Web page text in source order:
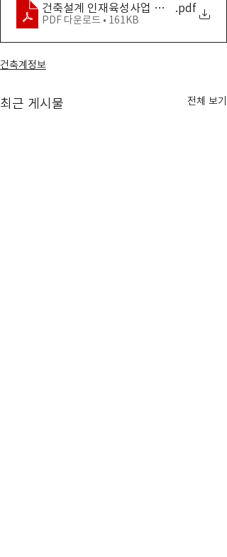
건축설계 인재육성사업 성과공유회 행
.pdf
PDF 다운로드 • 161KB
건축계정보
최근 게시물 전체 보기